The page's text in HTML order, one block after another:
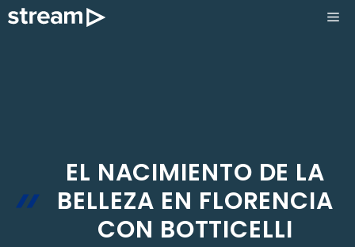
Saltar
EL NACIMIENTO DE LA
BELLEZA EN FLORENCIA
CON BOTTICELLI